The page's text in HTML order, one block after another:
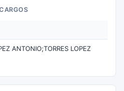
ANTONIO;TORRES LOPEZ